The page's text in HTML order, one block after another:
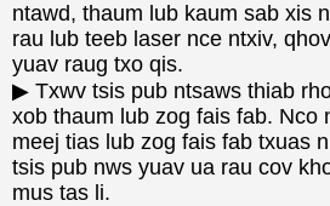
ntawd, thaum lub kaum sab xis
rau lub teeb laser nce ntxiv,
yuav raug txo qis.
▶ Txwv tsis pub ntsaws thiab
xob thaum lub zog fais fab. Nco
meej tias lub zog fais fab txuas
tsis pub nws yuav ua rau cov
mus tas li.